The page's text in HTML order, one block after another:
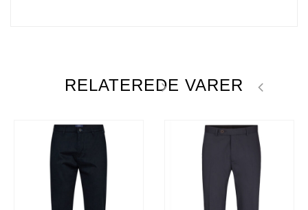
RELATEREDE VARER